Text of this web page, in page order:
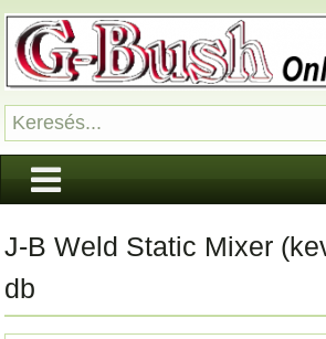
J-B Weld Static Mixer
db